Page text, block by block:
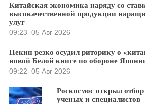
Китайская экономика наряду со
высокачественной продукции
улуг
09:23 05 Авг 2026
Пекин резко осудил риторику о
новой Белой книге по обороне
09:22 05 Авг 2026
Роскосмос открыл
ученых и специалистов